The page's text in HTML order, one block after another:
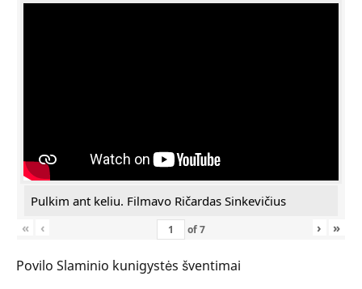
Pulkim ant keliu. Filmavo Ričardas Sinkevičius
«
‹ of7 › »
Povilo Slaminio kunigystės šventimai